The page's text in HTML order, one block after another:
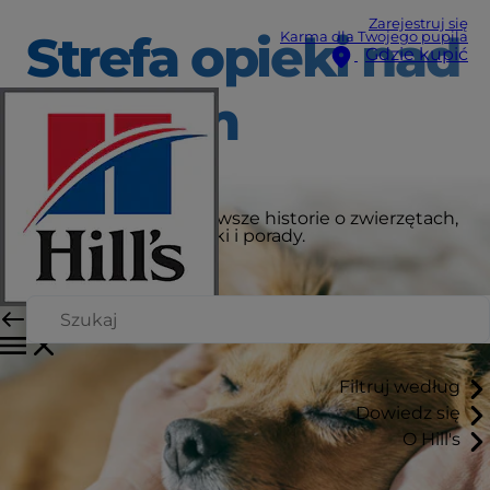
Zarejestruj się
Karma dla Twojego pupila
Gdzie kupić
Filtruj według
Dowiedz się
O Hill's
Strefa opieki nad
pupilem
Tutaj znajdziesz najnowsze historie o zwierzętach,
aktualności, wskazówki i porady.